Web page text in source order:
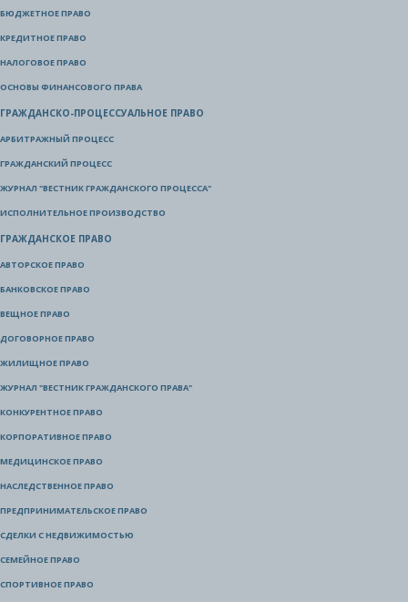
БЮДЖЕТНОЕ ПРАВО
КРЕДИТНОЕ ПРАВО
НАЛОГОВОЕ ПРАВО
ОСНОВЫ ФИНАНСОВОГО ПРАВА
ГРАЖДАНСКО-ПРОЦЕССУАЛЬНОЕ ПРАВО
АРБИТРАЖНЫЙ ПРОЦЕСС
ГРАЖДАНСКИЙ ПРОЦЕСС
ЖУРНАЛ "ВЕСТНИК ГРАЖДАНСКОГО ПРОЦЕССА"
ИСПОЛНИТЕЛЬНОЕ ПРОИЗВОДСТВО
ГРАЖДАНСКОЕ ПРАВО
АВТОРСКОЕ ПРАВО
БАНКОВСКОЕ ПРАВО
ВЕЩНОЕ ПРАВО
ДОГОВОРНОЕ ПРАВО
ЖИЛИЩНОЕ ПРАВО
ЖУРНАЛ "ВЕСТНИК ГРАЖДАНСКОГО ПРАВА"
КОНКУРЕНТНОЕ ПРАВО
КОРПОРАТИВНОЕ ПРАВО
МЕДИЦИНСКОЕ ПРАВО
НАСЛЕДСТВЕННОЕ ПРАВО
ПРЕДПРИНИМАТЕЛЬСКОЕ ПРАВО
СДЕЛКИ С НЕДВИЖИМОСТЬЮ
СЕМЕЙНОЕ ПРАВО
СПОРТИВНОЕ ПРАВО